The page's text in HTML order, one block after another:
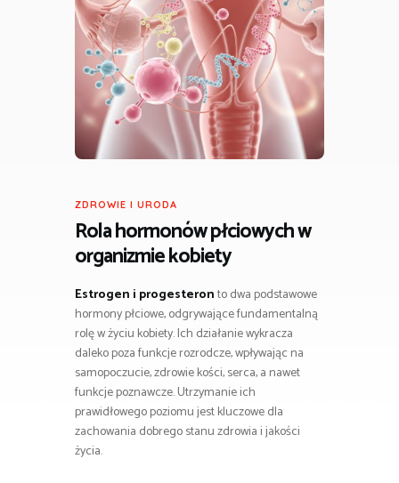
ZDROWIE I URODA
Rola hormonów płciowych w
organizmie kobiety
Estrogen i progesteronto dwa podstawowe
hormony płciowe, odgrywające fundamentalną
rolę w życiu kobiety. Ich działanie wykracza
daleko poza funkcje rozrodcze, wpływając na
samopoczucie, zdrowie kości, serca, a nawet
funkcje poznawcze. Utrzymanie ich
prawidłowego poziomu jest kluczowe dla
zachowania dobrego stanu zdrowia i jakości
życia.